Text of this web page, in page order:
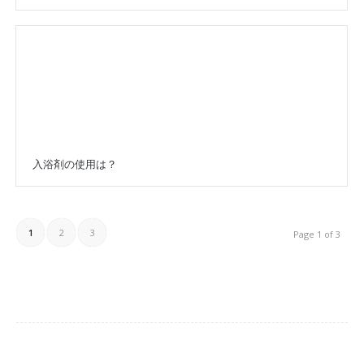
入浴剤の使用は？
Page 1 of 3
1 2 3